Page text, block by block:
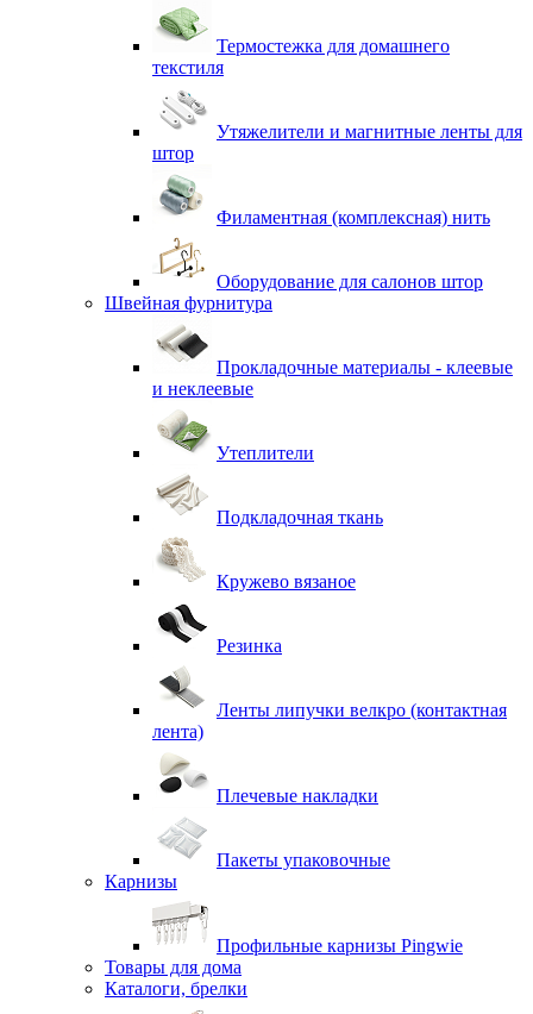
Термостежка для домашнего
текстиля
Утяжелители и магнитные ленты для
штор
Филаментная (комплексная) нить
Оборудование для салонов штор
Швейная фурнитура
Прокладочные материалы - клеевые
и неклеевые
Утеплители
Подкладочная ткань
Кружево вязаное
Резинка
Ленты липучки велкро (контактная
лента)
Плечевые накладки
Пакеты упаковочные
Карнизы
Профильные карнизы Pingwie
Товары для дома
Каталоги, брелки